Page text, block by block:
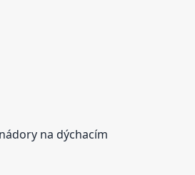
na dýchacím